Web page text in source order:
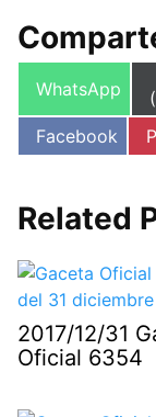
Compartir
WhatsApp
Compartir
en
Facebook
Related
2017/12/31
Oficial 6354